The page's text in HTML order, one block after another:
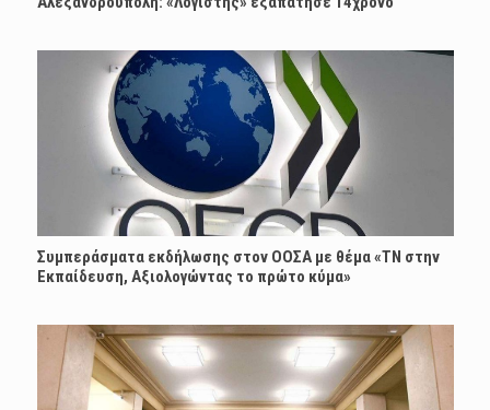
Συμπεράσματα εκδήλωσης στον ΟΟΣΑ με θέμα «ΤΝ στην
Εκπαίδευση, Αξιολογώντας το πρώτο κύμα»